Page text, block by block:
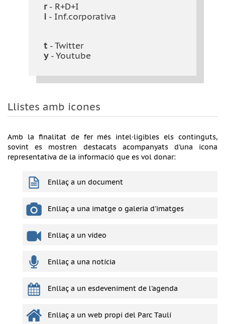
r- R+D+I
i- Inf.corporativa
t- Twitter
y- Youtube
Llistes amb icones
Amb la finalitat de fer més intel·ligibles els continguts,
sovint es mostren destacats acompanyats d'una icona
representativa de la informació que es vol donar:
Enllaç a un document
Enllaç a una imatge o galeria d'imatges
Enllaç a un vídeo
Enllaç a una notícia
Enllaç a un esdeveniment de l'agenda
Enllaç a un web propi del Parc Taulí